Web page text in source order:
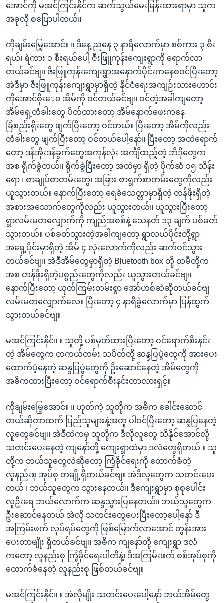
အောင်ကို မအင်ကြင်းနိုင်က ဆက်သွယ်မေးမြန်းထားရာမှာ သူက
အခုလို စပြောပါတယ်။
ကိုချမ်းမြေ့အောင်။ ။ ဒီနေ့ ညနေ ၃ နာရီလောက်မှာ စစ်ကား ၃ စီး
ရယ်၊ ရဲကား ၁ စီးရယ်ပေါ့ ဇီးဖြူကုန်းကျေးရွာကို ရောက်လာ
တယ်ခင်ဗျ။ ဇီးဖြူကုန်းကျေးရွာအနောက်ပိုင်းကနေစဝင်ပြီးတော့
အဲဒီမှာ ဇီးဖြူကုန်းကျေးရွာမှာရှိတဲ့ နိုင်ငံရေးအကျဉ်းသားဟောင်း
ကိုအောင်စိုးေ၀ အိမ်ကို ဝင်တယ်ခင်ဗျ။ ဝင်တဲ့အခါကျတော့
အိမ်ရှေ့တံခါးတွေ ပိတ်ထားတော့ အိမ်နောက်ဖေးကနေ
ခြံစည်းရိုးတွေ ဖျက်ပြီးတော့ ဝင်တယ်။ ပြီးတော့ အိမ်ကိုလည်း
တံခါးတွေ ဖျက်ပြီးတော့ ဝင်တယ်ပေါ့နော်။ ပြီးတော့ အထဲရောက်
တော့ ဒန်အိုးဒန်ခွက်တွေအကုန်လုံး အင်္ကျီထည့်တဲ့ ဘီဒိုတွေက
အစ ရိုက်ခွဲတယ်။ ရိုက်ခွဲပြီးတော့ အထဲမှာ ရှိတဲ့ ပိုက်ဆံ ၁၅ သိန်း
ရော ၊ စာချုပ်စာတမ်းတွေ၊ အခြား စာရွက်စာတမ်းတွေကိုလည်း
ယူသွားတယ်။ နောက်ပြီးတော့ ရေခဲသေတ္တာမှာရှိတဲ့ တန်ဖိုးရှိတဲ့
အစားအသောက်တွေကိုလည်း ယူသွားတယ်။ ယူသွားပြီးတော့
ရွာလမ်းမတလျှောက်ကို ကျည်အစစ်နဲ့ သေနတ် ၁၃ ချက် ပစ်ခတ်
သွားတယ်။ ပစ်ခတ်သွားတဲ့အခါကျတော့ ရွာလယ်ပိုင်းတို့ရွာ
အရှေ့ပိုင်းမှာရှိတဲ့ အိမ် ၄ လုံးလောက်ကိုလည်း ဆက်ဝင်သွား
တယ်ခင်ဗျ။ အဲဒီအိမ်တွေမှာရှိတဲ့ Bluetooth box တို့ ထမီတို့က
အစ တန်ဖိုးရှိတဲ့ပစ္စည်းတွေကိုလည်း ယူသွားတယ်ခင်ဗျ။
နောက်ပြီးတော့ ယုတ်ကြမ်းတမ်းစွာ အော်ဟစ်ဆဲဆိုတယ်ခင်ဗျ
လမ်းမတလျှောက်လေ။ ပြီးတော့ ၄ နာရီခွဲလောက်မှာ ပြန်ထွက်
သွားတယ်ခင်ဗျ။
မအင်ကြင်းနိုင်။ ။ သူတို့ ပစ်မှတ်ထားပြီးတော့ ဝင်ရောက်စီးနင်း
တဲ့ အိမ်တွေက တကယ်တမ်း သပိတ်တို့ ဆန္ဒပြပွဲတွေကို အားပေး
ထောက်ပံ့နေတဲ့ ဆန္ဒပြပွဲတွေကို ဦးဆောင်နေတဲ့ အိမ်တွေကို
အဓိကထားပြီးတော့ ဝင်ရောက်စီးနင်းတာလားရှင့်။
ကိုချမ်းမြေ့အောင်။ ။ ဟုတ်ကဲ့ သူတို့က အဓိက ခေါင်းဆောင်
တယ်ဆိုတာထက် ပြည်သူများနဲ့အတူ ပါဝင်ပြီးတော့ ဆန္ဒပြနေတဲ့
လူတွေခင်ဗျ။ အဲဒီထဲကမှ သူတို့က ဒီလိုလူတွေ သိနိုင်အောင်လို့
သတင်းပေးနေတဲ့ ကျနော်တို့ ကျေးရွာထဲမှာ ဒလံတွေရှိတယ် ။ သူ
တို့က ဘယ်သူတွေလဲဆိုတော့ ကြံ့ခိုင်ရေးကို ထောက်ခံတဲ့
လူနည်းစု အုပ်စု တချို့ရှိတယ်ခင်ဗျ။ အဲဒီလူတွေက သတင်းပေး
တယ် ၊ ဘယ်သူတွေက သွားနေတယ်။ ဒီကျေးရွာမှာ စုစုပေါင်း
လူဦးရေ ဘယ်လောက်က ဆန္ဒသွားပြနေတယ်။ ဘယ်သူတွေက
ဦးဆောင်နေတယ် အဲလို သတင်းတွေပေးပြီးတော့ပေါ့နော် ဒီ
အကြမ်းဖက် လုပ်ရပ်တွေကို ဖြစ်မြောက်လာအောင် တွန်းအား
ပေးတာမျိုး ရှိတယ်ခင်ဗျ။ အဓိက ကျနော်တို့ ကျေးရွာ ဒလံ
ကတော့ လူနည်းစု ကြံ့ခိုင်ရေးပါတီနဲ့၊ ဒီအကြမ်းဖက် စစ်အုပ်စုကို
ထောက်ခံနေတဲ့ လူနည်းစု ဖြစ်တယ်ခင်ဗျ။
မအင်ကြင်းနိုင်။ ။ အဲလိုမျိုး သတင်းပေးပေါ့နော် ဘယ်အိမ်တွေ